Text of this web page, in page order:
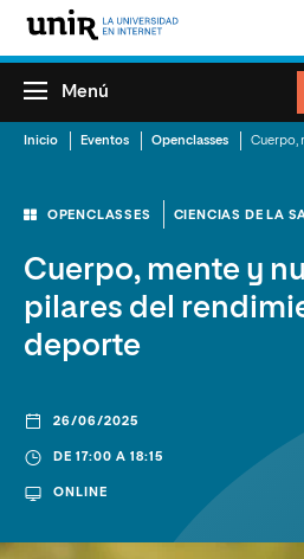
Menú
Inicio Eventos Openclasses
OPENCLASSES CIENCIAS DE LA
Cuerpo, mente y
pilares del
deporte
26/06/2025
DE 17:00 A 18:15
ONLINE